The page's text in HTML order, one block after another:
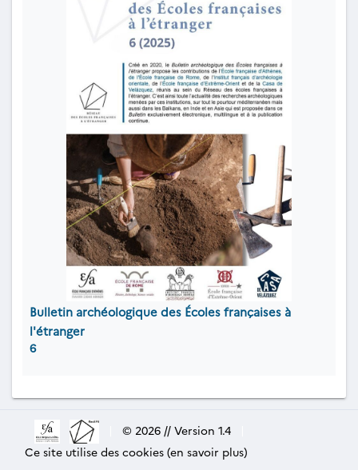
Bulletin archéologique des Écoles françaises à
l'étranger
6
© 2026 // Version 1.4
Ce site utilise des cookies (en savoir plus)